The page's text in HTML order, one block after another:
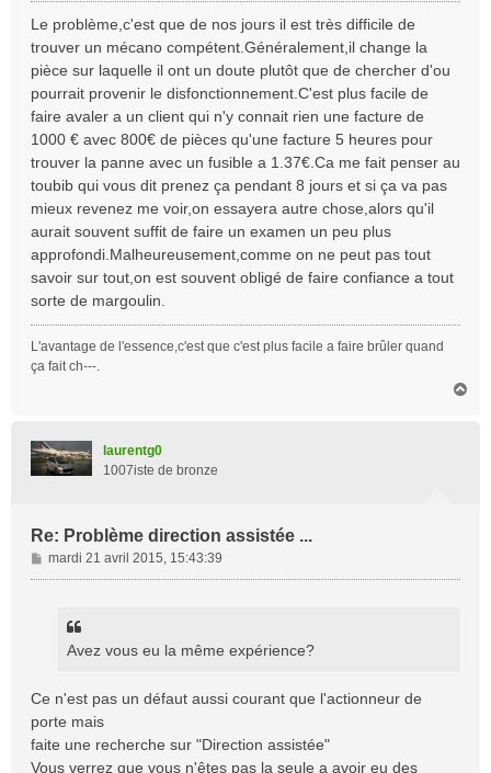
s
g
e
Le problème,c'est que de nos jours il est très difficile de
trouver un mécano compétent.Généralement,il change la
pièce sur laquelle il ont un doute plutôt que de chercher d'ou
pourrait provenir le disfonctionnement.C'est plus facile de
faire avaler a un client qui n'y connait rien une facture de
1000 € avec 800€ de pièces qu'une facture 5 heures pour
trouver la panne avec un fusible a 1.37€.Ca me fait penser au
toubib qui vous dit prenez ça pendant 8 jours et si ça va pas
mieux revenez me voir,on essayera autre chose,alors qu'il
aurait souvent suffit de faire un examen un peu plus
approfondi.Malheureusement,comme on ne peut pas tout
savoir sur tout,on est souvent obligé de faire confiance a tout
sorte de margoulin.
L'avantage de l'essence,c'est que c'est plus facile a faire brûler quand
ça fait ch---.
laurentg0
1007iste de bronze
Re: Problème direction assistée ...
M
e
mardi 21 avril 2015, 15:43:39
Avez vous eu la même expérience?
Ce n'est pas un défaut aussi courant que l'actionneur de
porte mais
faite une recherche sur "Direction assistée"
Vous verrez que vous n'êtes pas la seule a avoir eu des